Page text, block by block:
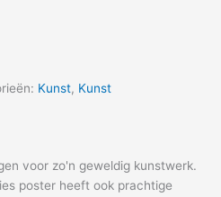
Kunst, Kunst
voor zo'n geweldig kunstwerk.
poster heeft ook prachtige